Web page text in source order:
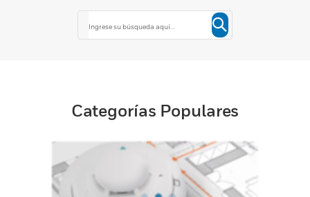
Categorías Populares